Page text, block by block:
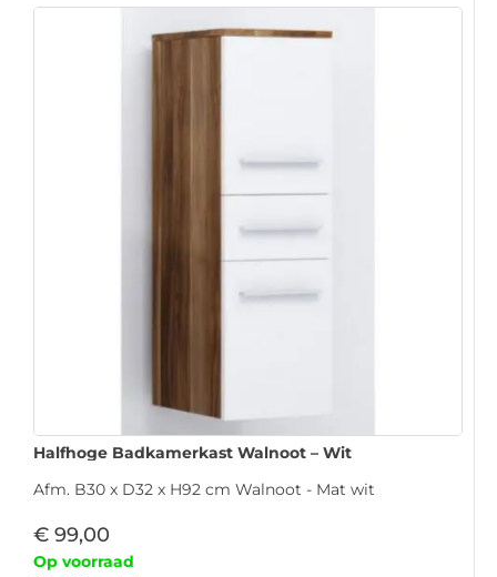
Halfhoge Badkamerkast Walnoot – Wit
Afm. B30 x D32 x H92 cm Walnoot - Mat wit
€ 99,00
Op voorraad